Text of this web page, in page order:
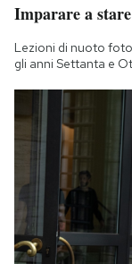
Imparare a
Lezioni di nuoto
gli anni Settanta e